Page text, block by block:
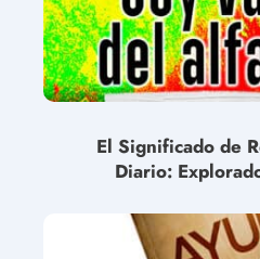
El Significado de
Diario: